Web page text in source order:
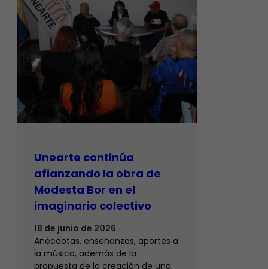
Unearte continúa
afianzando la obra de
Modesta Bor en el
imaginario colectivo
18 de junio de 2026
Anécdotas, enseñanzas, aportes a
la música, además de la
propuesta de la creación de una